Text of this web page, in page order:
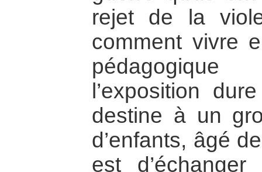
rejet de la
comment vivre
l’exposition
destine à un
d’enfants, âgé
est